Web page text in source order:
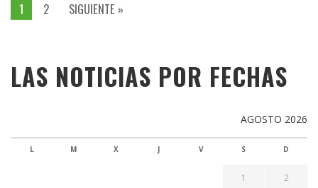
1 2 SIGUIENTE »
LAS NOTICIAS POR FECHAS
AGOSTO 2026
L M X J V S D
1 2